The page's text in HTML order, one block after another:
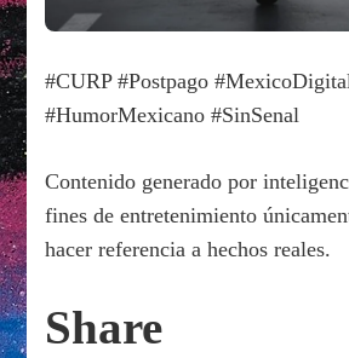
#CURP #Postpago
#HumorMexicano #SinSenal
Contenido generado por
fines de entretenimiento
hacer referencia a hechos reales.
Share